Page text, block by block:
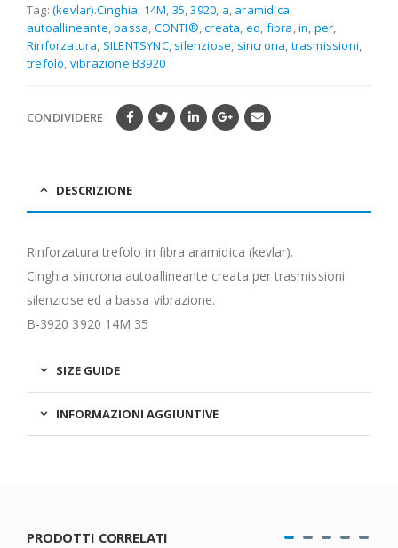
Tag: (kevlar).Cinghia 14M 35 ,3920 a aramidica
autoallineante ,bassa CONTI® ,creata ed fibra ,in per
Rinforzatura SILENTSYNC, silenziose sincrona trasmissioni
trefolo vibrazione.B3920
CONDIVIDERE
DESCRIZIONE
Rinforzatura trefolo in fibra aramidica (kevlar).
Cinghia sincrona autoallineante creata per trasmissioni
silenziose ed a bassa vibrazione.
B-3920 3920 14M 35
SIZE GUIDE
INFORMAZIONI AGGIUNTIVE
PRODOTTI CORRELATI